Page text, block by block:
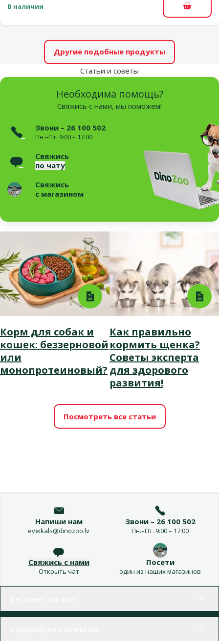
В наличии В
Другие подобные продукты
Статьи и советы
Необходима помощь?
Свяжись с нами, мы поможем!
Звони – 26 100 502
Пн.–Пт. 9:00 – 17:00
Свяжись
по чату
Свяжись
с магазином
Корм для собак и
кошек: беззерновой
или
монопротеиновый?
Как правильно
кормить щенка?
Советы эксперта
для здорового
развития!
Посмотреть все статьи
Напиши нам
eveikals@dinozoo.lv
Звони – 26 100 502
Пн.–Пт. 9:00 – 17:00
Свяжись с нами
Открыть чат
Посети
один из наших магазинов